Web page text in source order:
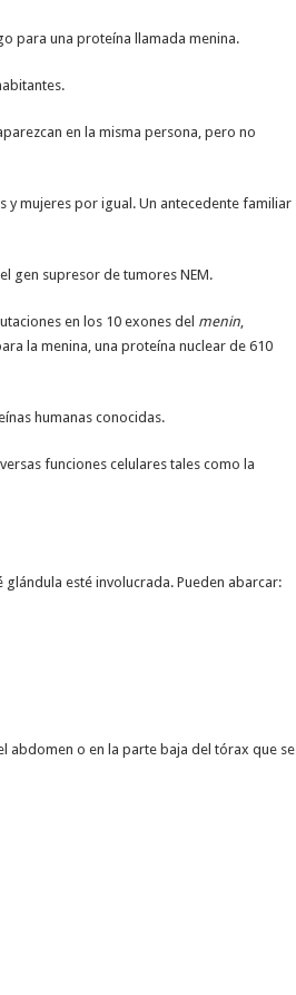
para una proteína llamada menina.
en la misma persona, pero no
y mujeres por igual. Un antecedente familiar
gen supresor de tumores NEM.
en los 10 exones del menin,
la menina, una proteína nuclear de 610
humanas conocidas.
funciones celulares tales como la
esté involucrada. Pueden abarcar:
abdomen o en la parte baja del tórax que se